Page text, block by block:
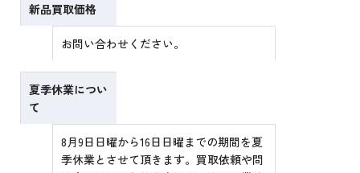
新品買取価格
お問い合わせください。
夏季休業につい
て
8月9日日曜から16日日曜までの期間を夏
季休業とさせて頂きます。買取依頼や問